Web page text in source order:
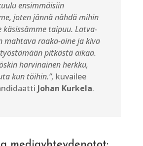
ensimmäisiin
joten jännä nähdä mihin
käsissämme taipuu. Latva-
mahtava raaka-aine ja kiva
pitkästä aikaa.
harvinainen herkku,
kun töihin.”, kuvailee
Johan Kurkela.